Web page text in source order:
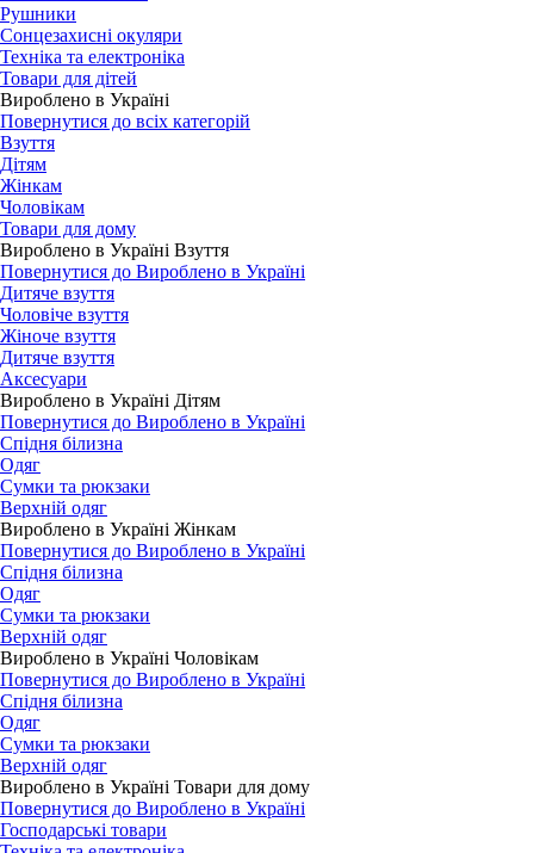
Рушники
Сонцезахисні окуляри
Техніка та електроніка
Товари для дітей
Вироблено в Україні
Повернутися до всіх категорій
Взуття
Дітям
Жінкам
Чоловікам
Товари для дому
Вироблено в Україні Взуття
Повернутися до Вироблено в Україні
Дитяче взуття
Чоловіче взуття
Жіноче взуття
Дитяче взуття
Аксесуари
Вироблено в Україні Дітям
Повернутися до Вироблено в Україні
Спідня білизна
Одяг
Сумки та рюкзаки
Верхній одяг
Вироблено в Україні Жінкам
Повернутися до Вироблено в Україні
Спідня білизна
Одяг
Сумки та рюкзаки
Верхній одяг
Вироблено в Україні Чоловікам
Повернутися до Вироблено в Україні
Спідня білизна
Одяг
Сумки та рюкзаки
Верхній одяг
Вироблено в Україні Товари для дому
Повернутися до Вироблено в Україні
Господарські товари